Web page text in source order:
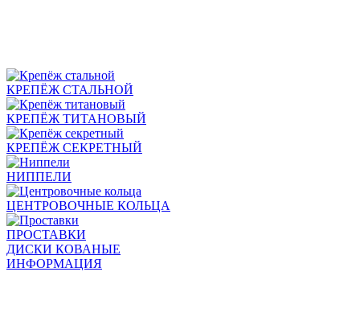
КРЕПЁЖ СТАЛЬНОЙ
КРЕПЁЖ ТИТАНОВЫЙ
КРЕПЁЖ СЕКРЕТНЫЙ
НИППЕЛИ
ЦЕНТРОВОЧНЫЕ КОЛЬЦА
ПРОСТАВКИ
ДИСКИ КОВАНЫЕ
ИНФОРМАЦИЯ